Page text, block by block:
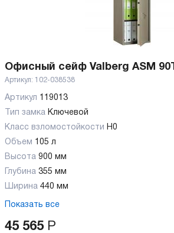
Офисный сейф Valberg ASM 90T
Артикул: 102-038538
Артикул 119013
Тип замка Ключевой
Класс взломостойкости H0
Объем 105 л
Высота 900 мм
Глубина 355 мм
Ширина 440 мм
Показать все
45 565 Р